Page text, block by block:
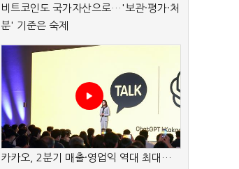
비트코인도 국가자산으로…'보관·평가·처
분' 기준은 숙제
카카오, 2분기 매출·영업익 역대 최대…